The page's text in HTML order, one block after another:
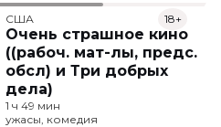
США
Очень страшное кино
((рабоч. мат-лы, предс.
обсл) и Три добрых
дела)
18+
1 ч 49 мин
ужасы, комедия